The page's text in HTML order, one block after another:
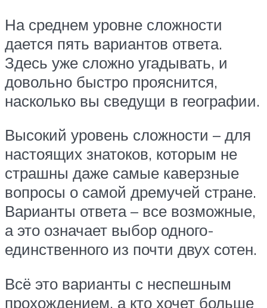
На среднем уровне сложности
дается пять вариантов ответа.
Здесь уже сложно угадывать, и
довольно быстро прояснится,
насколько вы сведущи в географии.
Высокий уровень сложности – для
настоящих знатоков, которым не
страшны даже самые каверзные
вопросы о самой дремучей стране.
Варианты ответа – все возможные,
а это означает выбор одного-
единственного из почти двух сотен.
Всё это варианты с неспешным
прохождением, а кто хочет больше